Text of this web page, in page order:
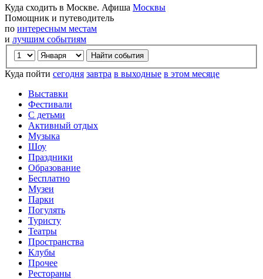
Куда сходить в Москве. Афиша Москвы
Помощник и путеводитель
по интересным местам
и лучшим событиям
Куда пойти сегодня завтра в выходные в этом месяце
Выставки
Фестивали
С детьми
Активный отдых
Музыка
Шоу
Праздники
Образование
Бесплатно
Музеи
Парки
Погулять
Туристу
Театры
Пространства
Клубы
Прочее
Рестораны